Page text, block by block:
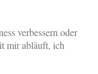
verbessern oder
mir abläuft, ich